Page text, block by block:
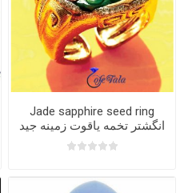
Jade sapphire seed ring
انگشتر تخمه یاقوت زمینه جید